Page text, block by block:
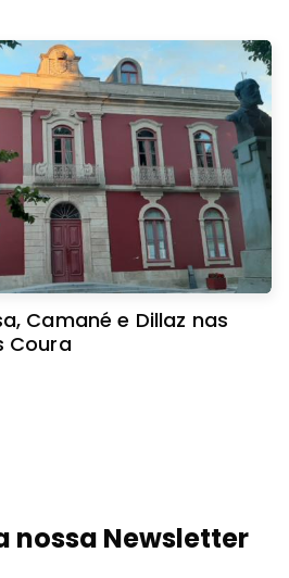
Camané e Dillaz nas
Coura
nossa Newsletter